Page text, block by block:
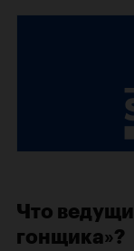
Что
гонщика»?